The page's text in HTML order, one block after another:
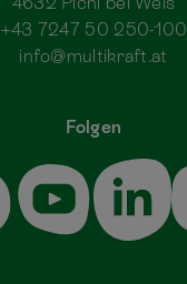
Folgen
+43 7247 50 250-100
info@multikraft.at